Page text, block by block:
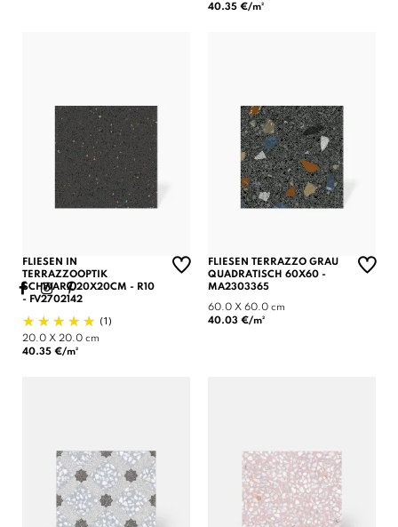
40.35 €/m²
FLIESEN IN
TERRAZZOOPTIK
SCHWARZ 20X20CM - R10
- FV2702142
(1)
20.0 X 20.0 cm
40.35 €/m²
FLIESEN TERRAZZO GRAU
QUADRATISCH 60X60 -
MA2303365
60.0 X 60.0 cm
40.03 €/m²